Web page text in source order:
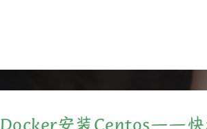
Docker安装Centos——快